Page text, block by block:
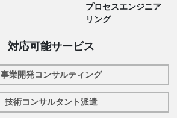
プロセスエンジニア
リング
対応可能サービス
事業開発コンサルティング
技術コンサルタント派遣